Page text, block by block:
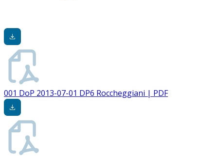
001 DoP 2013-07-01 DP6 Roccheggiani | PDF